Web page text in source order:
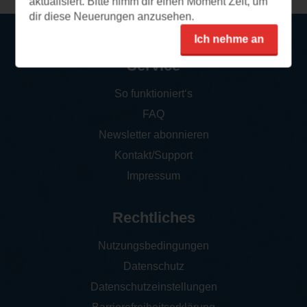
dir diese Neuerungen anzusehen.
Ich nehme an
Service
So funktioniert‘s
FAQ
Newsletter abonnieren
Kontakt/Support
Impressum
Rechtliches
Nutzungsbedingungen
Datenschutz
Datenschutzeinstellungen